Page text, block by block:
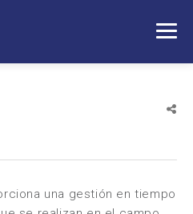
una gestión en tiempo